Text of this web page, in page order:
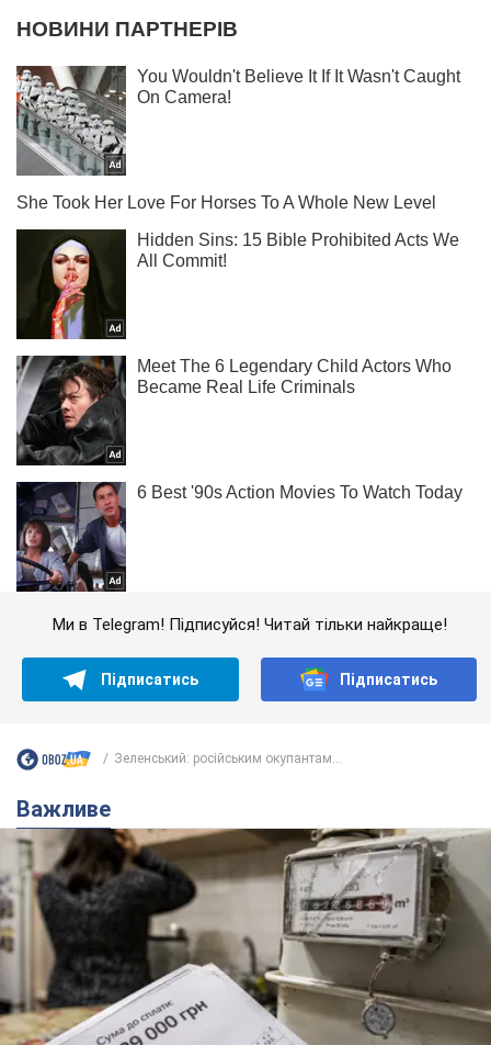
Ми в Telegram! Підписуйся! Читай тільки найкраще!
Підписатись Підписатись
Зеленський: російським окупантам...
Важливе